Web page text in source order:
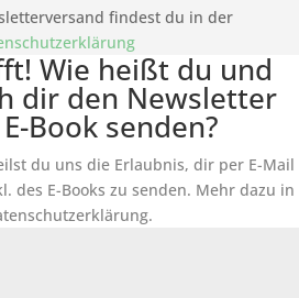
findest du in der
Wie heißt du und
dir den Newsletter
Book senden?
du uns die Erlaubnis, dir per E-Mail
des E-Books zu senden. Mehr dazu in